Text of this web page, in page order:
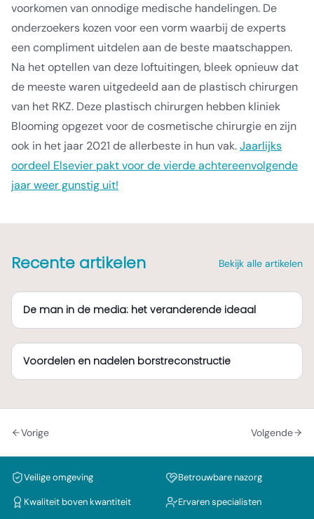
voorkomen van onnodige medische handelingen. De
onderzoekers kozen voor een vorm waarbij de experts
een compliment uitdelen aan de beste maatschappen.
Na het optellen van deze loftuitingen, bleek opnieuw dat
de meeste waren uitgedeeld aan de plastisch chirurgen
van het RKZ. Deze plastisch chirurgen hebben kliniek
Blooming opgezet voor de cosmetische chirurgie en zijn
ook in het jaar 2021 de allerbeste in hun vak.Jaarlijks
oordeel Elsevier pakt voor de vierde achtereenvolgende
jaar weer gunstig uit!
Recente artikelen Bekijk alle artikelen
De man in de media: het veranderende ideaal
Voordelen en nadelen borstreconstructie
Vorige Volgende
Veilige omgeving Betrouwbare nazorg
Kwaliteit boven kwantiteit Ervaren specialisten